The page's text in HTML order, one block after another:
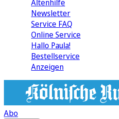
Altenhilfe
Newsletter
Service FAQ
Online Service
Hallo Paula!
Bestellservice
Anzeigen
Abo